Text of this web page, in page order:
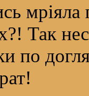
Так
по